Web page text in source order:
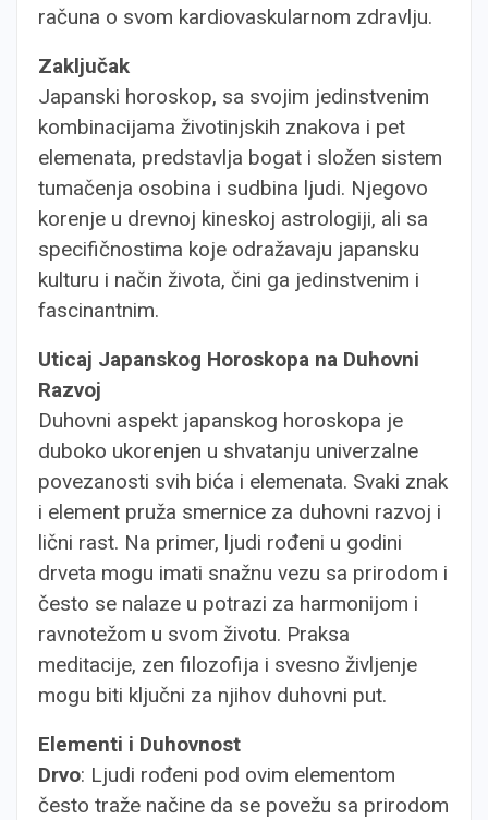
računa o svom kardiovaskularnom zdravlju.
Zaključak
Japanski horoskop, sa svojim jedinstvenim
kombinacijama životinjskih znakova i pet
elemenata, predstavlja bogat i složen sistem
tumačenja osobina i sudbina ljudi. Njegovo
korenje u drevnoj kineskoj astrologiji, ali sa
specifičnostima koje odražavaju japansku
kulturu i način života, čini ga jedinstvenim i
fascinantnim.
Uticaj Japanskog Horoskopa na Duhovni
Razvoj
Duhovni aspekt japanskog horoskopa je
duboko ukorenjen u shvatanju univerzalne
povezanosti svih bića i elemenata. Svaki znak
i element pruža smernice za duhovni razvoj i
lični rast. Na primer, ljudi rođeni u godini
drveta mogu imati snažnu vezu sa prirodom i
često se nalaze u potrazi za harmonijom i
ravnotežom u svom životu. Praksa
meditacije, zen filozofija i svesno življenje
mogu biti ključni za njihov duhovni put.
Elementi i Duhovnost
Drvo: Ljudi rođeni pod ovim elementom
često traže načine da se povežu sa prirodom